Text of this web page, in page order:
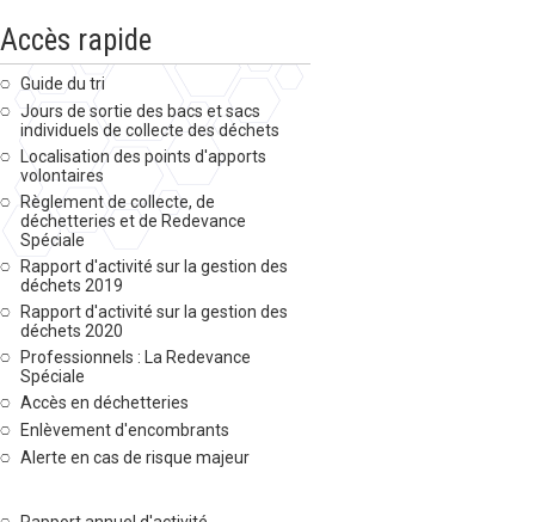
Accès rapide
Guide du tri
Jours de sortie des bacs et sacs
individuels de collecte des déchets
Localisation des points d'apports
volontaires
Règlement de collecte, de
déchetteries et de Redevance
Spéciale
Rapport d'activité sur la gestion des
déchets 2019
Rapport d'activité sur la gestion des
déchets 2020
Professionnels : La Redevance
Spéciale
Accès en déchetteries
Enlèvement d'encombrants
Alerte en cas de risque majeur